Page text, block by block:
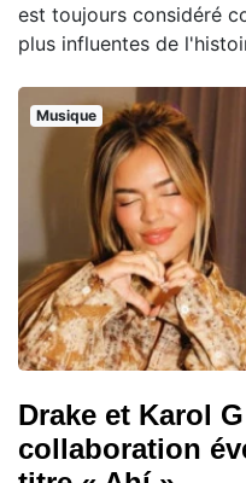
est toujours considéré
plus influentes de
Musique
Drake et Karol
collaboration